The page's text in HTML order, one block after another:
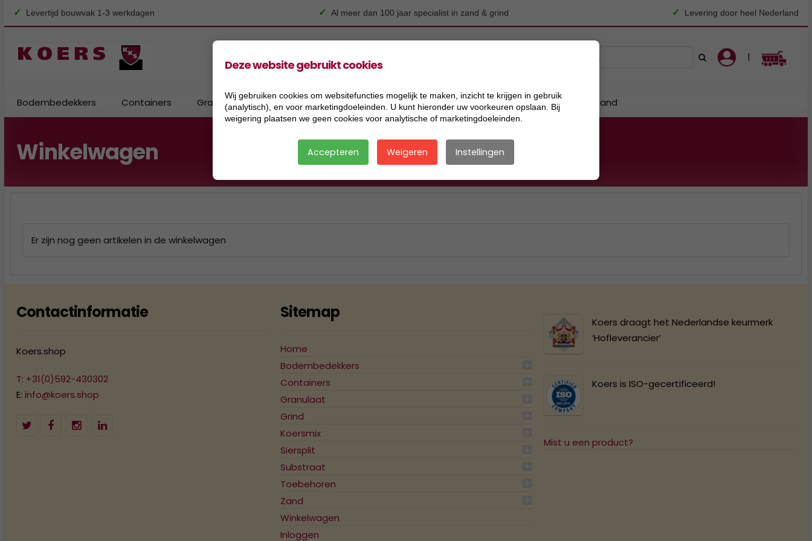
✓ Levertijd bouwvak 1-3 werkdagen ✓ Al meer dan 100 jaar specialist in zand & grind ✓ Levering door heel Nederland
|
Bodembedekkers Containers Granulaat Grind Koersmix Siersplit Substraat Toebehoren Zand
Winkelwagen
Er zijn nog geen artikelen in de winkelwagen
Contactinformatie
Koers.shop
T: +31(0)592-430302
E: info@koers.shop
Sitemap
Home
Bodembedekkers
Containers
Granulaat
Grind
Koersmix
Siersplit
Substraat
Toebehoren
Zand
Winkelwagen
Inloggen
Koers draagt het Nederlandse keurmerk
‘Hofleverancier’
Koers is ISO-gecertificeerd!
Mist u een product?
Deze website gebruikt cookies
Wij gebruiken cookies om websitefuncties mogelijk te maken, inzicht te krijgen in gebruik
(analytisch), en voor marketingdoeleinden. U kunt hieronder uw voorkeuren opslaan. Bij
weigering plaatsen we geen cookies voor analytische of marketingdoeleinden.
Accepteren Weigeren Instellingen